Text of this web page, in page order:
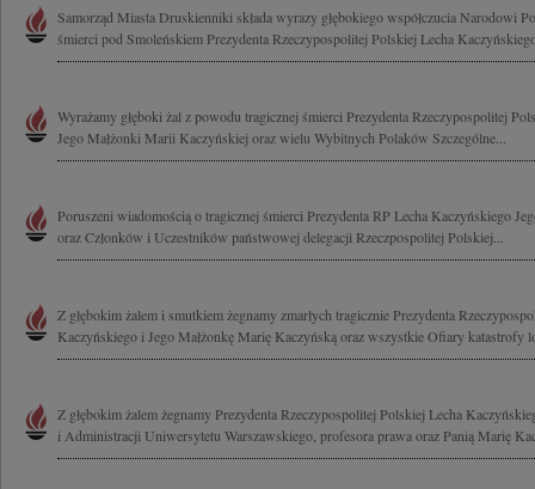
Samorząd Miasta Druskienniki składa wyrazy głębokiego współczucia Narodowi
śmierci pod Smoleńskiem Prezydenta Rzeczypospolitej Polskiej Lecha
Wyrażamy głęboki żal z powodu tragicznej śmierci Prezydenta Rzeczypospolitej
Jego Małżonki Marii Kaczyńskiej oraz wielu Wybitnych Polaków Szczególne...
Poruszeni wiadomością o tragicznej śmierci Prezydenta RP Lecha Kaczyńskiego
oraz Członków i Uczestników państwowej delegacji Rzeczpospolitej Polskiej...
Z głębokim żalem i smutkiem żegnamy zmarłych tragicznie Prezydenta
Kaczyńskiego i Jego Małżonkę Marię Kaczyńską oraz wszystkie Ofiary katastrofy
Z głębokim żalem żegnamy Prezydenta Rzeczypospolitej Polskiej Lecha
i Administracji Uniwersytetu Warszawskiego, profesora prawa oraz Panią Marię